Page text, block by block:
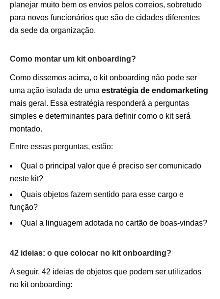
planejar muito bem os envios pelos correios, sobretudo
para novos funcionários que são de cidades diferentes
da sede da organização.
Como montar um kit onboarding?
Como dissemos acima, o kit onboarding não pode ser
uma ação isolada de uma estratégia de endomarketing
mais geral. Essa estratégia responderá a perguntas
simples e determinantes para definir como o kit será
montado.
Entre essas perguntas, estão:
Qual o principal valor que é preciso ser comunicado
neste kit?
Quais objetos fazem sentido para esse cargo e
função?
Qual a linguagem adotada no cartão de boas-vindas?
42 ideias: o que colocar no kit onboarding?
A seguir, 42 ideias de objetos que podem ser utilizados
no kit onboarding: